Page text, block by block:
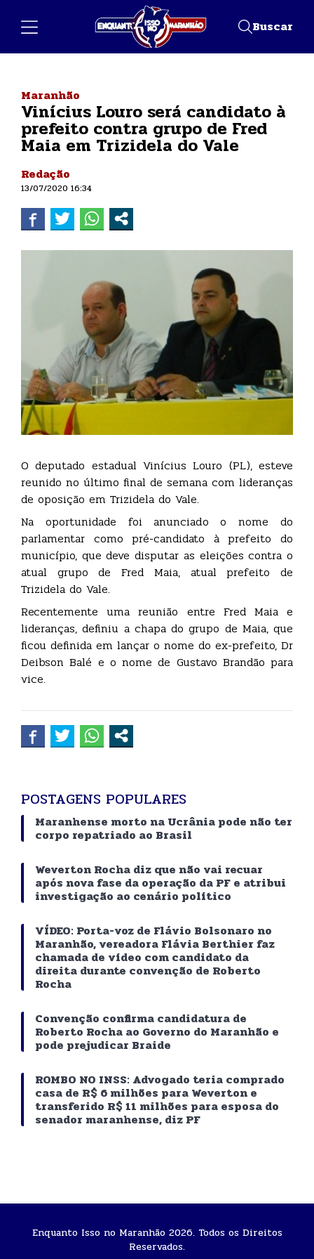
Buscar
Maranhão
Vinícius Louro será candidato à
prefeito contra grupo de Fred
Maia em Trizidela do Vale
Redação
13/07/2020 16:34
O deputado estadual Vinícius Louro (PL), esteve
reunido no último final de semana com lideranças
de oposição em Trizidela do Vale.
Na oportunidade foi anunciado o nome do
parlamentar como pré-candidato à prefeito do
município, que deve disputar as eleições contra o
atual grupo de Fred Maia, atual prefeito de
Trizidela do Vale.
Recentemente uma reunião entre Fred Maia e
lideranças, definiu a chapa do grupo de Maia, que
ficou definida em lançar o nome do ex-prefeito, Dr
Deibson Balé e o nome de Gustavo Brandão para
vice.
POSTAGENS POPULARES
Maranhense morto na Ucrânia pode não ter
corpo repatriado ao Brasil
Weverton Rocha diz que não vai recuar
após nova fase da operação da PF e atribui
investigação ao cenário político
VÍDEO: Porta-voz de Flávio Bolsonaro no
Maranhão, vereadora Flávia Berthier faz
chamada de vídeo com candidato da
direita durante convenção de Roberto
Rocha
Convenção confirma candidatura de
Roberto Rocha ao Governo do Maranhão e
pode prejudicar Braide
ROMBO NO INSS: Advogado teria comprado
casa de R$ 6 milhões para Weverton e
transferido R$ 11 milhões para esposa do
senador maranhense, diz PF
Enquanto Isso no Maranhão 2026. Todos os Direitos
Reservados.